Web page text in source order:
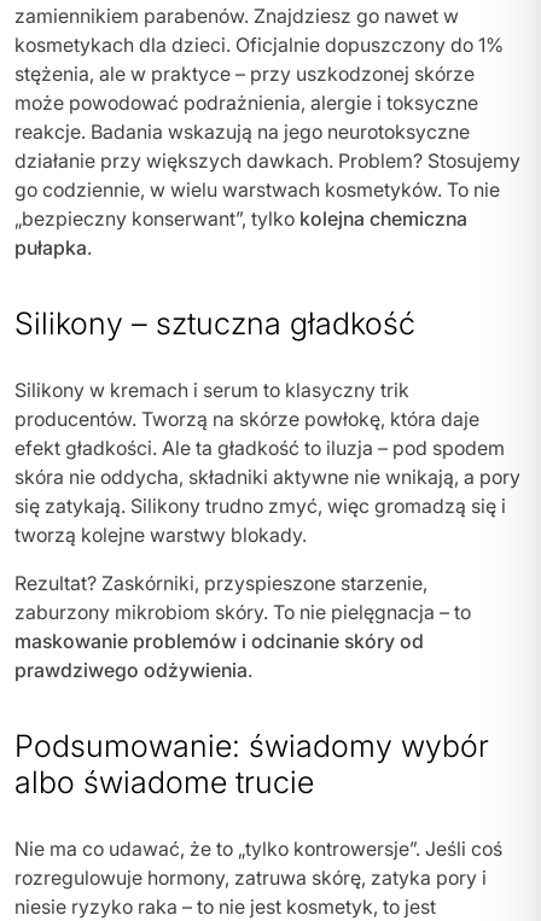
zamiennikiem parabenów. Znajdziesz go nawet w
kosmetykach dla dzieci. Oficjalnie dopuszczony do 1%
stężenia, ale w praktyce – przy uszkodzonej skórze
może powodować podrażnienia, alergie i toksyczne
reakcje. Badania wskazują na jego neurotoksyczne
działanie przy większych dawkach. Problem? Stosujemy
go codziennie, w wielu warstwach kosmetyków. To nie
„bezpieczny konserwant”, tylko kolejna chemiczna
pułapka.
Silikony – sztuczna gładkość
Silikony w kremach i serum to klasyczny trik
producentów. Tworzą na skórze powłokę, która daje
efekt gładkości. Ale ta gładkość to iluzja – pod spodem
skóra nie oddycha, składniki aktywne nie wnikają, a pory
się zatykają. Silikony trudno zmyć, więc gromadzą się i
tworzą kolejne warstwy blokady.
Rezultat? Zaskórniki, przyspieszone starzenie,
zaburzony mikrobiom skóry. To nie pielęgnacja – to
maskowanie problemów i odcinanie skóry od
prawdziwego odżywienia.
Podsumowanie: świadomy wybór
albo świadome trucie
Nie ma co udawać, że to „tylko kontrowersje”. Jeśli coś
rozregulowuje hormony, zatruwa skórę, zatyka pory i
niesie ryzyko raka – to nie jest kosmetyk, to jest